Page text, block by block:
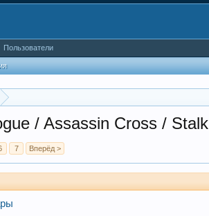
/ Assassin Cross / Stalk
7 Вперёд >
Пользователи